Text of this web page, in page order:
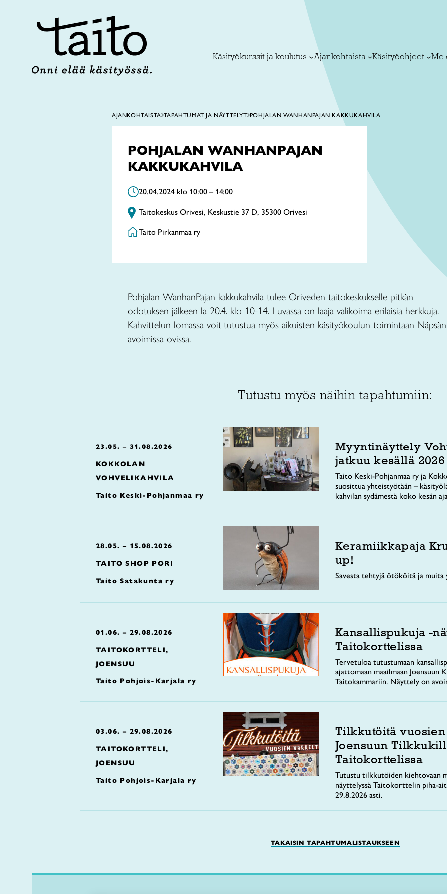
Käsityökurssit ja koulutus Ajankohtaista Käsityöohjeet Me
AJANKOHTAISTA TAPAHTUMAT JA NÄYTTELYT POHJALAN WANHANPAJAN KAKKUKAHVILA
POHJALAN WANHANPAJAN
KAKKUKAHVILA
20.04.2024 klo 10:00 – 14:00
Taitokeskus Orivesi, Keskustie 37 D, 35300 Orivesi
Taito Pirkanmaa ry
Pohjalan WanhanPajan kakkukahvila tulee Oriveden taitokeskukselle pitkän
odotuksen jälkeen la 20.4. klo 10-14. Luvassa on laaja valikoima erilaisia herkkuja.
Kahvittelun lomassa voit tutustua myös aikuisten käsityökoulun toimintaan Näpsän
avoimissa ovissa.
Tutustu myös näihin tapahtumiin:
23.05. – 31.08.2026
KOKKOLAN
VOHVELIKAHVILA
Taito Keski-Pohjanmaa ry
Myyntinäyttely
jatkuu kesällä 2026
Taito Keski-Pohjanmaa ry ja
suosittua yhteistyötään –
kahvilan sydämestä koko kesän
28.05. – 15.08.2026
TAITO SHOP PORI
Taito Satakunta ry
Keramiikkapaja
up!
Savesta tehtyjä ötököitä ja
01.06. – 29.08.2026
TAITOKORTTELI,
JOENSUU
Taito Pohjois-Karjala ry
Kansallispukuja -
Taitokorttelissa
Tervetuloa tutustumaan
ajattomaan maailmaan Joensuun
Taitokammariin. Näyttely on
03.06. – 29.08.2026
TAITOKORTTELI,
JOENSUU
Taito Pohjois-Karjala ry
Tilkkutöitä
Joensuun
Taitokorttelissa
Tutustu tilkkutöiden kiehtovaan
näyttelyssä Taitokorttelin piha-
29.8.2026 asti.
TAKAISIN TAPAHTUMALISTAUKSEEN